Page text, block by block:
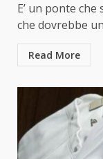
E’ un ponte
che dovrebbe
Read More